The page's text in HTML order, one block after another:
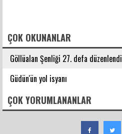
ÇOK OKUNANLAR
Göllüalan Şenliği 27. defa düzenlendi
Güdün'ün yol isyanı
ÇOK YORUMLANANLAR